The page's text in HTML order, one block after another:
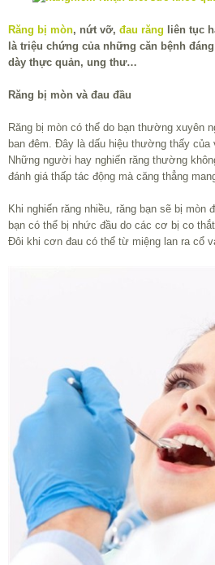
Răng bị mòn, nứt vỡ, đau răng liên tục
là triệu chứng của những căn bệnh
dày thực quản, ung thư…
Răng bị mòn và đau đầu
Răng bị mòn có thể do bạn thường xuyên
ban đêm. Đây là dấu hiệu thường thấy của
Những người hay nghiến răng thường
đánh giá thấp tác động mà căng thẳng
Khi nghiến răng nhiều, răng bạn sẽ bị mòn
bạn có thể bị nhức đầu do các cơ bị co
Đôi khi cơn đau có thể từ miệng lan ra cổ